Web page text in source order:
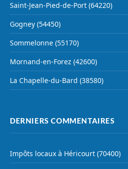
Saint-Jean-Pied-de-Port (64220)
Gogney (54450)
Sommelonne (55170)
Mornand-en-Forez (42600)
La Chapelle-du-Bard (38580)
DERNIERS COMMENTAIRES
Impôts locaux à Héricourt (70400)